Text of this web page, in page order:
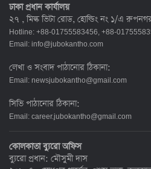
ঢাকা প্রধান কার্যালয়
২৭ , মিল্ক ভিটা রোড, হোল্ডিং নং ১/এ
Hotline: +88-01755583456, +88-
Email: info@jubokantho.com
লেখা ও সংবাদ পাঠানোর ঠিকানা:
Email: newsjubokantho@gmail.com
সিভি পাঠানোর ঠিকানা:
Email: career.jubokantho@gmail.com
কোলকাতা ব্যুরো অফিস
ব্যুরো প্রধান: মৌসুমী দাস